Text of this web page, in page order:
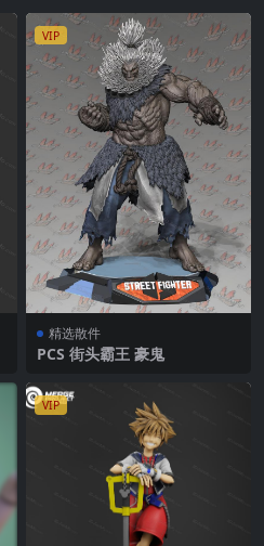
VIP
精选散件
PCS 街头霸王 豪鬼
VIP